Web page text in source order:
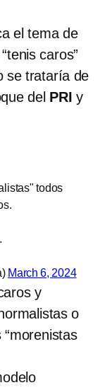
el tema de
caros”
se trataría de
del PRI y
todos
March 6, 2024
y
o